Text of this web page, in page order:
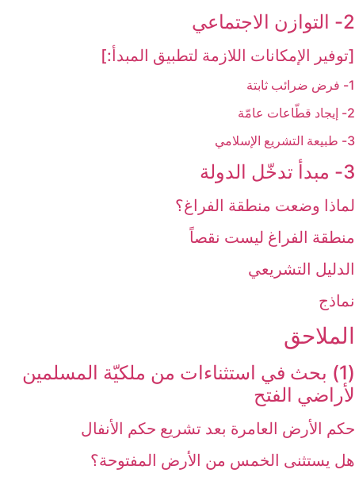
2- التوازن الاجتماعي‏
[توفير الإمكانات اللازمة لتطبيق المبدأ:]
1- فرض ضرائب ثابتة
2- إيجاد قطّاعات عامّة
3- طبيعة التشريع الإسلامي
3- مبدأ تدخّل الدولة
لماذا وضعت منطقة الفراغ؟
منطقة الفراغ ليست نقصاً
الدليل التشريعي
نماذج
الملاحق‏
(1) بحث في استثناءات من ملكيّة المسلمين
لأراضي الفتح‏
حكم الأرض العامرة بعد تشريع حكم الأنفال
هل يستثنى الخمس من الأرض المفتوحة؟